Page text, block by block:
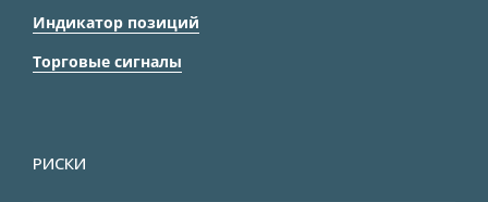
Индикатор позиций
Торговые сигналы
РИСКИ